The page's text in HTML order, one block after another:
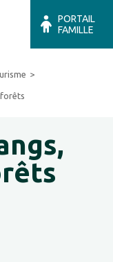
PORTAIL
FAMILLE